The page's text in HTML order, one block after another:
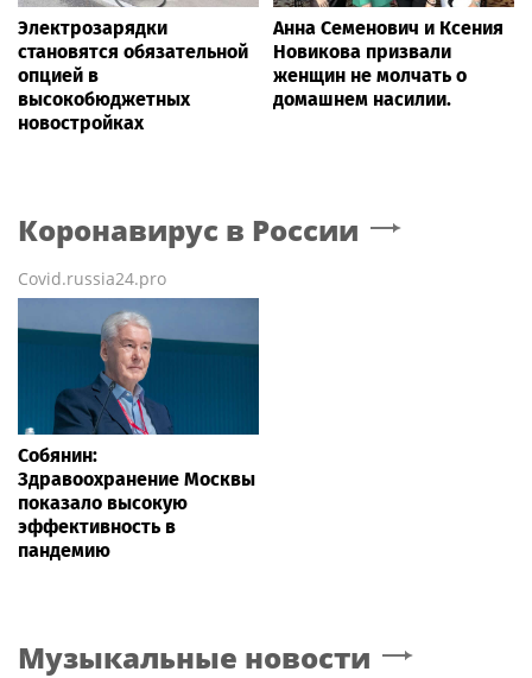
Электрозарядки
становятся обязательной
опцией в
высокобюджетных
новостройках
Анна Семенович и Ксения
Новикова призвали
женщин не молчать о
домашнем насилии.
Коронавирус в России
Covid.russia24.pro
Собянин:
Здравоохранение Москвы
показало высокую
эффективность в
пандемию
Музыкальные новости